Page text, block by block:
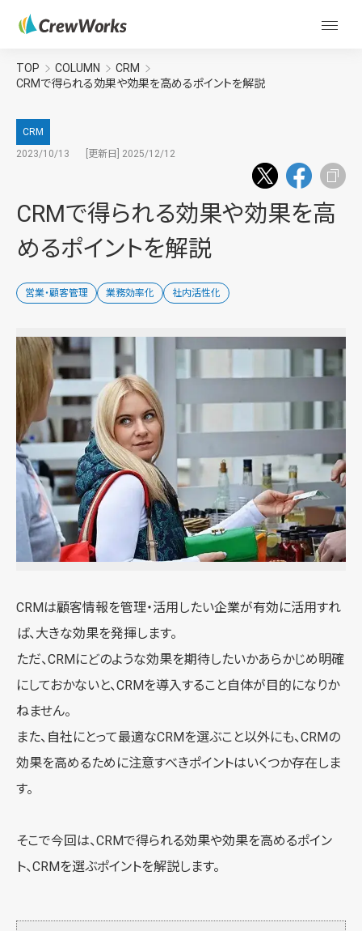
TOP COLUMN
CRM
CRMで得られる効果や効果を高めるポイントを解説
CRM
2023/10/13
[更新日] 2025/12/12
CRMで得られる効果や効果を高
めるポイントを解説
営業・顧客管理 業務効率化 社内活性化
CRMは顧客情報を管理・活用したい企業が有効に活用すれ
ば、大きな効果を発揮します。
ただ、CRMにどのような効果を期待したいかあらかじめ明確
にしておかないと、CRMを導入すること自体が目的になりか
ねません。
また、自社にとって最適なCRMを選ぶこと以外にも、CRMの
効果を高めるために注意すべきポイントはいくつか存在しま
す。
そこで今回は、CRMで得られる効果や効果を高めるポイン
ト、CRMを選ぶポイントを解説します。